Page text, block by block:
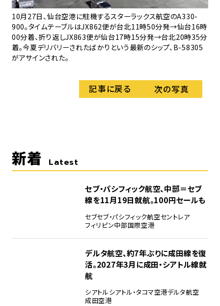
10月27日、仙台空港に駐機するスターラックス航空のA330-
900。タイムテーブルはJX862便が台北11時50分発→仙台16時
00分着、折り返しJX863便が仙台17時15分発→台北20時35分
着。今夏デリバリーされたばかりという最新のシップ、B-58305
がアサインされた。
記事に戻る 次の写真
新着 Latest
セブ・パシフィック航空、中部＝セブ
線を11月19日就航。100円セールも
セブセブ・パシフィック航空セントレア
フィリピン中部国際空港
デルタ航空、約7年ぶりに成田線を復
活。2027年3月に成田・シアトル線就
航
シアトルシアトル・タコマ空港デルタ航空
成田空港